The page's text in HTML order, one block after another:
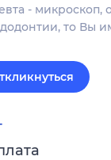
- микроскоп,
то Вы